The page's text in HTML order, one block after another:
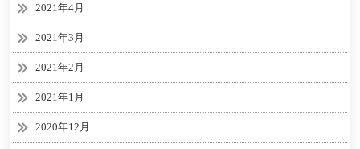
2021年4月
2021年3月
2021年2月
2021年1月
2020年12月